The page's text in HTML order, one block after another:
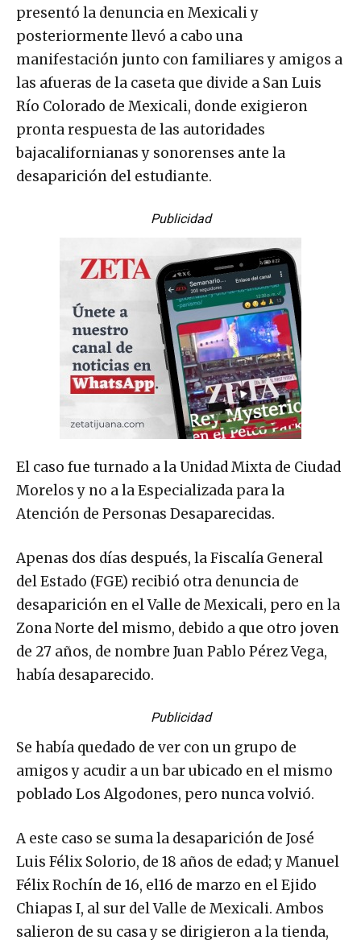
presentó la denuncia en Mexicali y
posteriormente llevó a cabo una
manifestación junto con familiares y amigos a
las afueras de la caseta que divide a San Luis
Río Colorado de Mexicali, donde exigieron
pronta respuesta de las autoridades
bajacalifornianas y sonorenses ante la
desaparición del estudiante.
Publicidad
El caso fue turnado a la Unidad Mixta de Ciudad
Morelos y no a la Especializada para la
Atención de Personas Desaparecidas.
Apenas dos días después, la Fiscalía General
del Estado (FGE) recibió otra denuncia de
desaparición en el Valle de Mexicali, pero en la
Zona Norte del mismo, debido a que otro joven
de 27 años, de nombre Juan Pablo Pérez Vega,
había desaparecido.
Publicidad
Se había quedado de ver con un grupo de
amigos y acudir a un bar ubicado en el mismo
poblado Los Algodones, pero nunca volvió.
A este caso se suma la desaparición de José
Luis Félix Solorio, de 18 años de edad; y Manuel
Félix Rochín de 16, el16 de marzo en el Ejido
Chiapas I, al sur del Valle de Mexicali. Ambos
salieron de su casa y se dirigieron a la tienda,